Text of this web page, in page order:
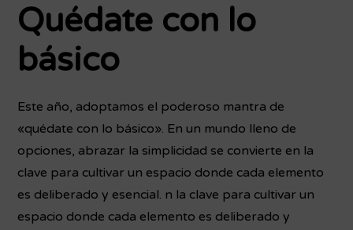
Quédate con lo
básico
Este año, adoptamos el poderoso mantra de
«quédate con lo básico». En un mundo lleno de
opciones, abrazar la simplicidad se convierte en la
clave para cultivar un espacio donde cada elemento
es deliberado y esencial. n la clave para cultivar un
espacio donde cada elemento es deliberado y